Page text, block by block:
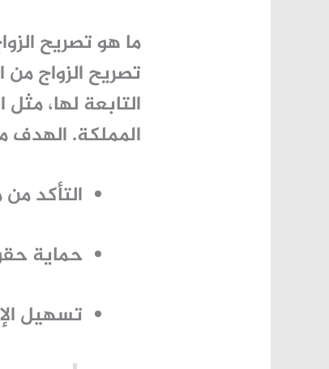
ما هو تصريح
تصريح الزواج من
التابعة لها، مثل
المملكة. الهدف
التأكد
حماية
تسهيل